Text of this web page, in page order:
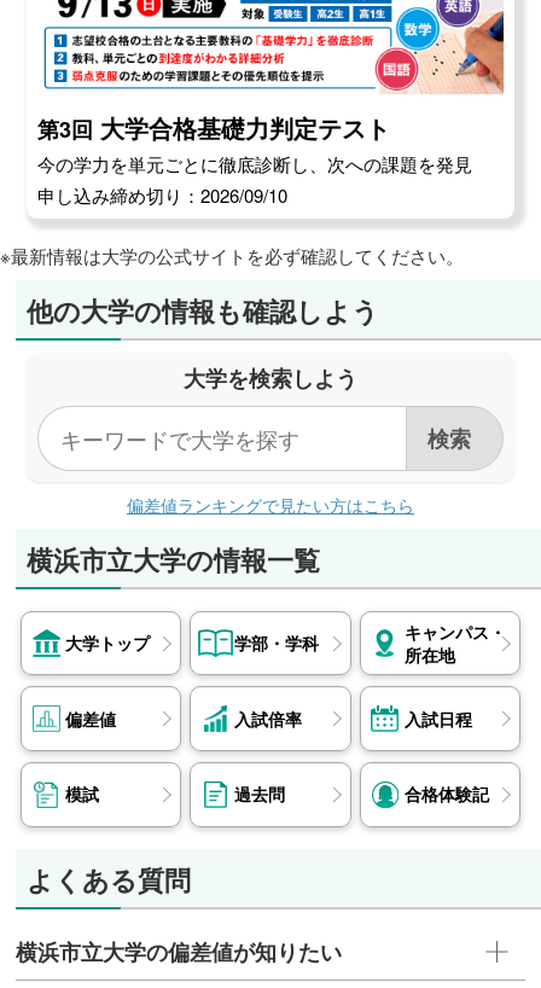
第3回 大学合格基礎力判定テスト
今の学力を単元ごとに徹底診断し、次への課題を発見
申し込み締め切り：2026/09/10
※最新情報は大学の公式サイトを必ず確認してください。
他の大学の情報も確認しよう
大学を検索しよう
偏差値ランキングで見たい方はこちら
横浜市立大学の情報一覧
大学トップ 学部・学科
キャンパス・
所在地
偏差値 入試倍率 入試日程
模試 過去問 合格体験記
よくある質問
横浜市立大学の偏差値が知りたい